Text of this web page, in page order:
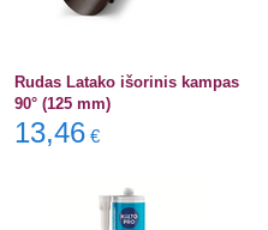
Rudas Latako išorinis kampas
90° (125 mm)
13,46 €